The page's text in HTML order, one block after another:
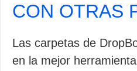
CON OTRAS
Las carpetas de
en la mejor